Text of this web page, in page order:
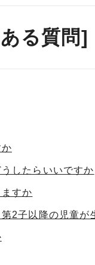
る質問]
したらいいですか
すか
2子以降の児童